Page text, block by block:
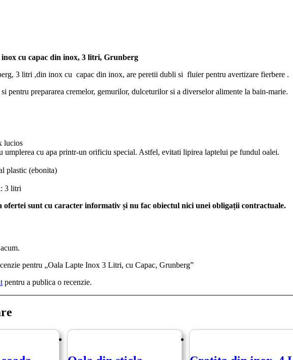
cu capac din inox, 3 litri, Grunberg
3 litri ,din inox cu capac din inox, are peretii dubli si fluier pentru avertizare fierbere .
si pentru prepararea cremelor, gemurilor, dulceturilor si a diverselor alimente la bain-marie.
lucios
umplerea cu apa printr-un orificiu special. Astfel, evitati lipirea laptelui pe fundul oalei.
plastic (ebonita)
3 litri
ofertei sunt cu caracter informativ și nu fac obiectul nici unei obligații contractuale.
pentru „Oala Lapte Inox 3 Litri, cu Capac, Grunberg”
pentru a publica o recenzie.